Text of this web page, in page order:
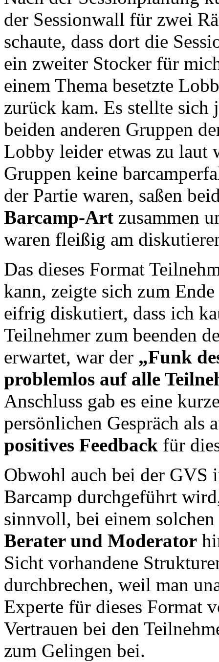
der Sessionwall für zwei
schaute, dass dort die
ein zweiter Stocker für
einem Thema besetzte
zurück kam. Es stellte sich
beiden anderen Gruppen
Lobby leider etwas zu laut
Gruppen keine
der Partie waren, saßen
Barcamp-Art zusammen
waren fleißig am
Das dieses Format
kann, zeigte sich zum
eifrig diskutiert, dass ich
Teilnehmer zum beenden
erwartet, war der „Funk
problemlos auf alle
Anschluss gab es eine
persönlichen Gespräch als
positives Feedback für
Obwohl auch bei der GVS
Barcamp durchgeführt
sinnvoll, bei einem
Berater und Moderator
Sicht vorhandene
durchbrechen, weil man
Experte für dieses Format
Vertrauen bei den
zum Gelingen bei.